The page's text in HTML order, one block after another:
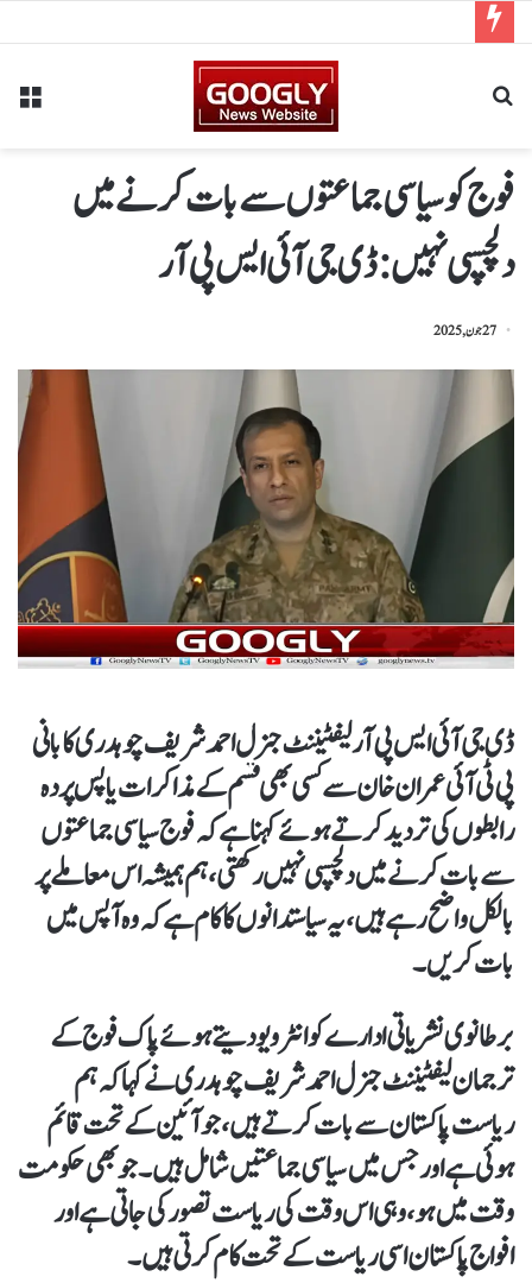
فوج کو سیاسی جماعتوں سے بات کرنے میں
دلچسپی نہیں : ڈی جی آئی ایس پی آر
27 جون, 2025
ڈی جی آئی ایس پی آر لیفٹیننٹ جنرل احمد شریف چوہدری کا بانی
پی ٹی آئی عمران خان سے کسی بھی قسم کے مذاکرات یا پس پردہ
رابطوں کی تردید کرتے ہوئے کہنا ہے کہ فوج سیاسی جماعتوں
سے بات کرنے میں دلچسپی نہیں رکھتی، ہم ہمیشہ اس معاملے پر
بالکل واضح رہےہیں، یہ سیاستدانوں کا کام ہےکہ وہ آپس میں
بات کریں۔
برطانوی نشریاتی ادارے کو انٹرویو دیتے ہوئے پاک فوج کے
ترجمان لیفٹیننٹ جنرل احمد شریف چوہدری نے کہا کہ ہم
ریاست پاکستان سے بات کرتے ہیں،جو آئین کے تحت قائم
ہوئی ہے اور جس میں سیاسی جماعتیں شامل ہیں۔جو بھی حکومت
وقت میں ہو،وہی اس وقت کی ریاست تصور کی جاتی ہے اور
افواج پاکستان اسی ریاست کے تحت کام کرتی ہیں۔